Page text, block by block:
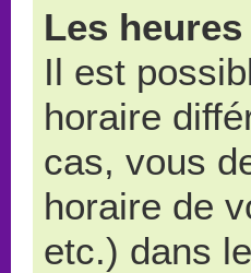
Les
Il est
horaire
cas, vous
horaire de
etc.) dans